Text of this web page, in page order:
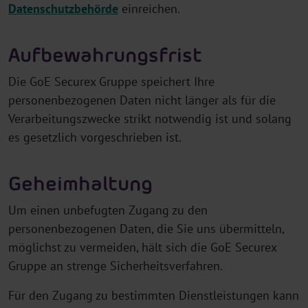
Datenschutzbehörde einreichen.
Aufbewahrungsfrist
Die GoE Securex Gruppe speichert Ihre
personenbezogenen Daten nicht länger als für die
Verarbeitungszwecke strikt notwendig ist und solang
es gesetzlich vorgeschrieben ist.
Geheimhaltung
Um einen unbefugten Zugang zu den
personenbezogenen Daten, die Sie uns übermitteln,
möglichst zu vermeiden, hält sich die GoE Securex
Gruppe an strenge Sicherheitsverfahren.
Für den Zugang zu bestimmten Dienstleistungen kann